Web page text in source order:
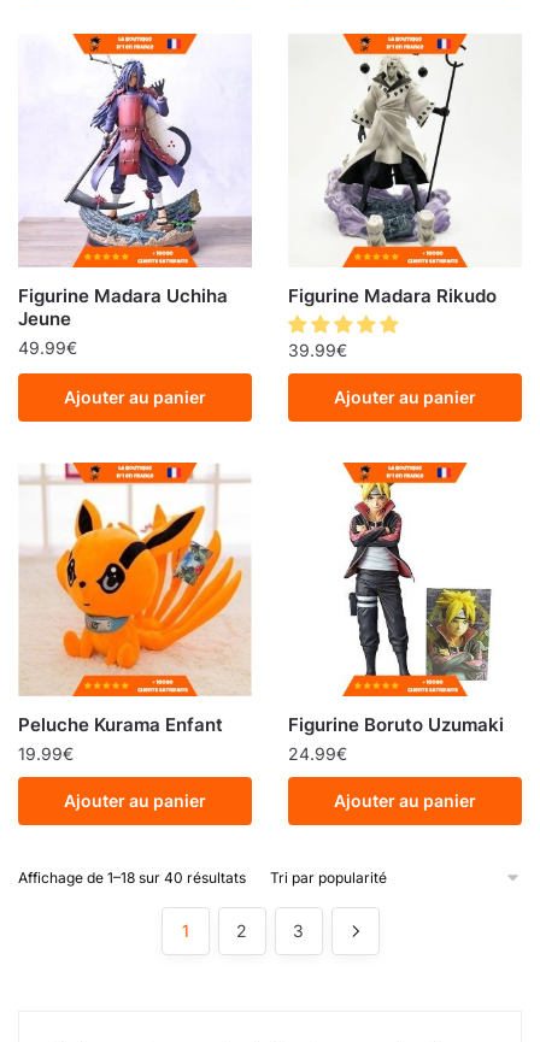
Figurine Madara Uchiha
Jeune
49.99€
Ajouter au panier
Figurine Madara Rikudo
39.99€
Ajouter au panier
Peluche Kurama Enfant
19.99€
Ajouter au panier
Figurine Boruto Uzumaki
24.99€
Ajouter au panier
Affichage de 1–18 sur 40 résultats
1 2 3